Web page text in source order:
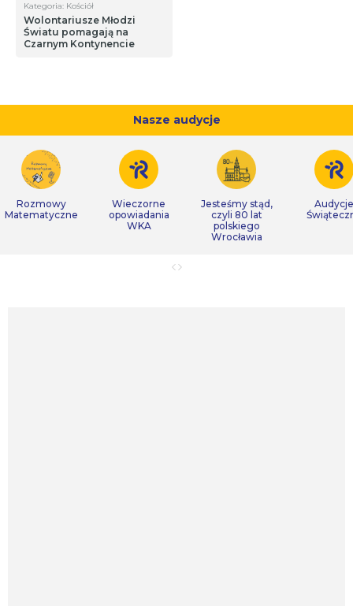
Kategoria: Kościół
Wolontariusze Młodzi
Światu pomagają na
Czarnym Kontynencie
Nasze audycje
Rozmowy
Matematyczne
Wieczorne
opowiadania
WKA
Jesteśmy stąd,
czyli 80 lat
polskiego
Wrocławia
Audycje